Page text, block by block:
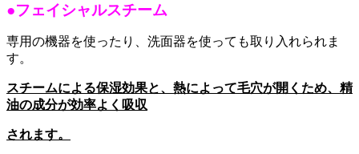
●フェイシャルスチーム
専用の機器を使ったり、洗面器を使っても取り入れられま
す。
スチームによる保湿効果と、熱によって毛穴が開くため、精
油の成分が効率よく吸収
されます。